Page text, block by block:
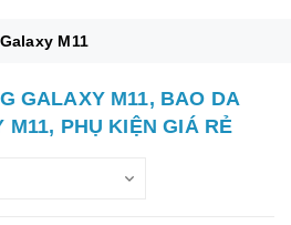
M11
GALAXY M11, BAO DA
M11, PHỤ KIỆN GIÁ RẺ